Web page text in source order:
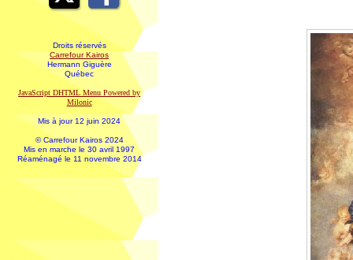
Droits réservés
Carrefour Kairos
Hermann Giguère
Québec
JavaScript DHTML Menu Powered by
Milonic
Mis à jour 12 juin 2024
© Carrefour Kairos 2024
Mis en marche le 30 avril 1997
Réaménagé le 11 novembre 2014